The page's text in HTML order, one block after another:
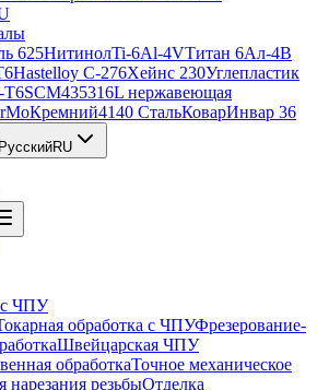
625НитинолTi-6Al-4VТитан 6Ал-4В
Hastelloy C-276Хейнс 230Углепластик
T6SCM435316L нержавеющая
Кремний4140 СтальКоварИнвар 36
РусскийRU
с ЧПУ
обработка с ЧПУФрезерование-
Швейцарская ЧПУ
обработкаТочное механическое
нарезания резьбыОтделка